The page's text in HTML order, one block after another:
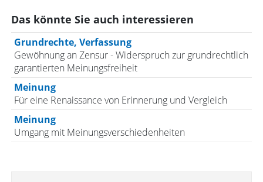
Das könnte Sie auch interessieren
Grundrechte, Verfassung
Gewöhnung an Zensur - Widerspruch zur grundrechtlich
garantierten Meinungsfreiheit
Meinung
Für eine Renaissance von Erinnerung und Vergleich
Meinung
Umgang mit Meinungsverschiedenheiten